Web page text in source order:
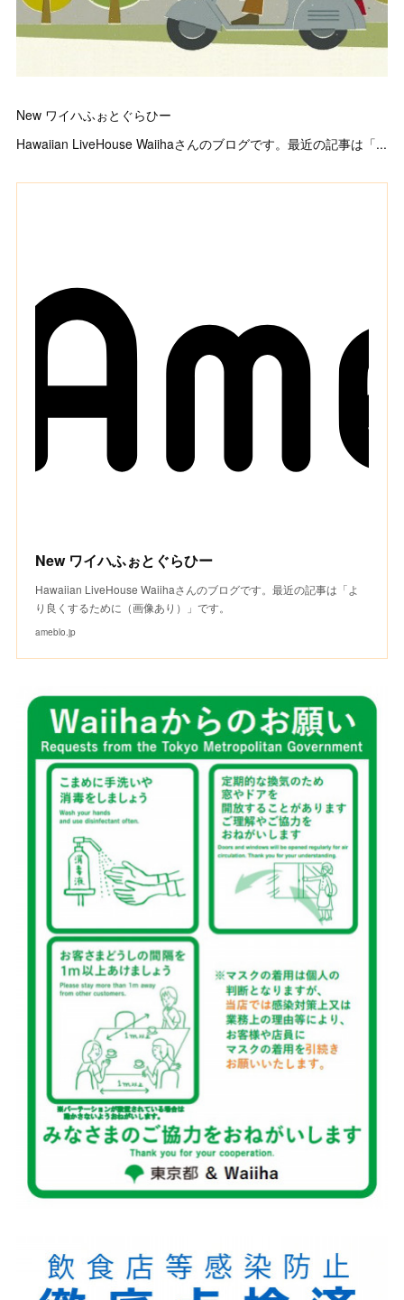
New ワイハふぉとぐらひー
Hawaiian LiveHouse Waiihaさんのブログです。最近の記事は「...
New ワイハふぉとぐらひー
Hawaiian LiveHouse Waiihaさんのブログです。最近の記事は「よ
り良くするために（画像あり）」です。
ameblo.jp